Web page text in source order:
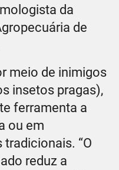
da
de
meio de inimigos
insetos pragas),
ferramenta a
ou em
“O
reduz a